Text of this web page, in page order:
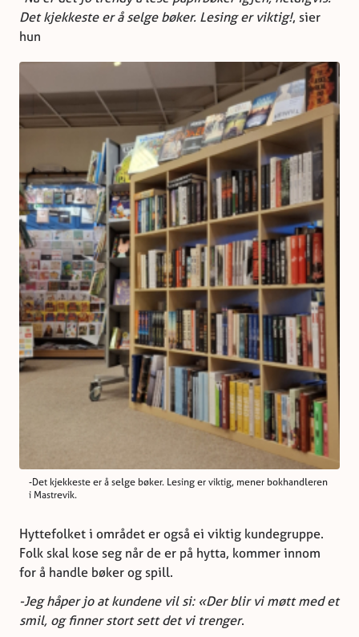
Det kjekkeste er å selge bøker. Lesing er viktig!, sier
hun
-Det kjekkeste er å selge bøker. Lesing er viktig, mener bokhandleren
i Mastrevik.
Hyttefolket i området er også ei viktig kundegruppe.
Folk skal kose seg når de er på hytta, kommer innom
for å handle bøker og spill.
-Jeg håper jo at kundene vil si: «Der blir vi møtt med et
smil, og finner stort sett det vi trenger.